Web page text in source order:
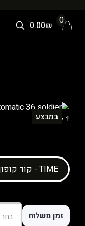
0
0.00₪
במבצע
קוד קופון 100₪ הנחה - TIME
זמן משלוח